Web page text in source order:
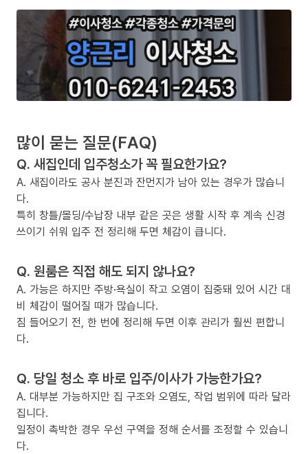
많이 묻는 질문(FAQ)
Q. 새집인데 입주청소가 꼭 필요한가요?
A. 새집이라도 공사 분진과 잔먼지가 남아 있는 경우가 많습니
다.
특히 창틀/몰딩/수납장 내부 같은 곳은 생활 시작 후 계속 신경
쓰이기 쉬워 입주 전 정리해 두면 체감이 큽니다.
Q. 원룸은 직접 해도 되지 않나요?
A. 가능은 하지만 주방·욕실이 작고 오염이 집중돼 있어 시간 대
비 체감이 떨어질 때가 많습니다.
짐 들어오기 전, 한 번에 정리해 두면 이후 관리가 훨씬 편합니
다.
Q. 당일 청소 후 바로 입주/이사가 가능한가요?
A. 대부분 가능하지만 집 구조와 오염도, 작업 범위에 따라 달라
집니다.
일정이 촉박한 경우 우선 구역을 정해 순서를 조정할 수 있습니
다.